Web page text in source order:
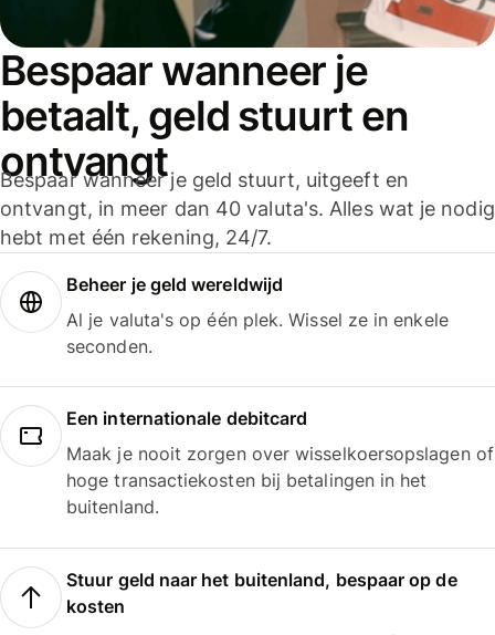
Bespaar wanneer je
betaalt, geld stuurt en
ontvangt
Bespaar wanneer je geld stuurt, uitgeeft en
ontvangt, in meer dan 40 valuta's. Alles wat je nodig
hebt met één rekening, 24/7.
Beheer je geld wereldwijd
Al je valuta's op één plek. Wissel ze in enkele
seconden.
Een internationale debitcard
Maak je nooit zorgen over wisselkoersopslagen of
hoge transactiekosten bij betalingen in het
buitenland.
Stuur geld naar het buitenland, bespaar op de
kosten